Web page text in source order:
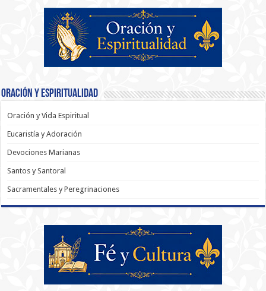
Oración y Espiritualidad
Oración y Vida Espiritual
Eucaristía y Adoración
Devociones Marianas
Santos y Santoral
Sacramentales y Peregrinaciones